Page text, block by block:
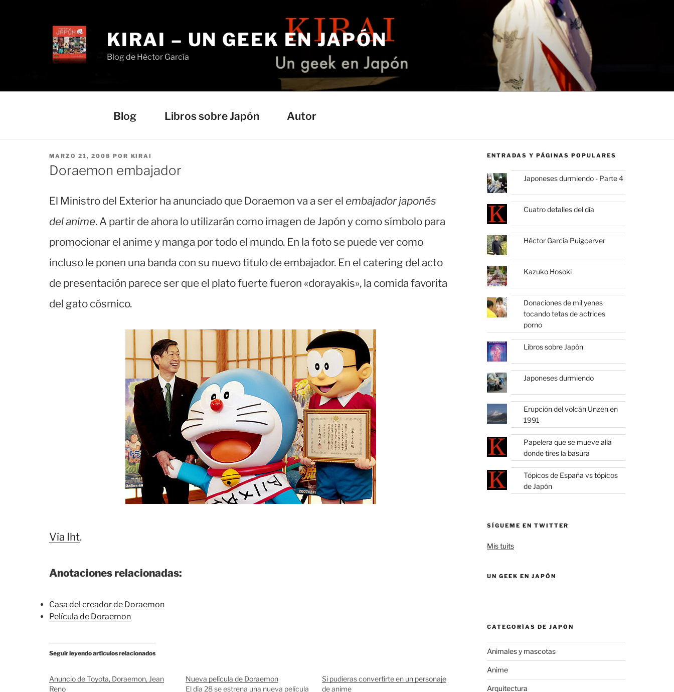
KIRAI – UN GEEK EN JAPÓN
Blog de Héctor García
Blog Libros sobre Japón Autor
PUBLICADO
EL
MARZO 21, 2008 POR KIRAI
Doraemon embajador
El Ministro del Exterior ha anunciado que Doraemon va a ser el embajador japonés
del anime. A partir de ahora lo utilizarán como imagen de Japón y como símbolo para
promocionar el anime y manga por todo el mundo. En la foto se puede ver como
incluso le ponen una banda con su nuevo título de embajador. En el catering del acto
de presentación parece ser que el plato fuerte fueron «dorayakis», la comida favorita
del gato cósmico.
Vía Iht.
Anotaciones relacionadas:
Casa del creador de Doraemon
Película de Doraemon
Seguir leyendo artículos relacionados
Anuncio de Toyota, Doraemon, Jean
Reno
Nueva película de Doraemon
El día 28 se estrena una nueva película
Si pudieras convertirte en un personaje
de anime
ENTRADAS Y PÁGINAS POPULARES
Japoneses durmiendo - Parte 4
Cuatro detalles del día
Héctor García Puigcerver
Kazuko Hosoki
Donaciones de mil yenes
tocando tetas de actrices
porno
Libros sobre Japón
Japoneses durmiendo
Erupción del volcán Unzen en
1991
Papelera que se mueve allá
donde tires la basura
Tópicos de España vs tópicos
de Japón
SÍGUEME EN TWITTER
Mis tuits
UN GEEK EN JAPÓN
CATEGORÍAS DE JAPÓN
Animales y mascotas
Anime
Arquitectura